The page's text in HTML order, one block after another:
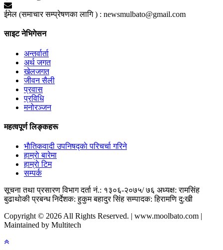
ईमेल (समाचार सम्प्रेषणका लागि ) : newsmulbato@gmail.com
साइट नेभिगेसन
अन्तर्वार्ता
अर्थ जगत
खेलजगत
जीवन सैली
प्रवास
प्रविधि
मनोरञ्जन
महत्वपूर्ण लिङ्कहरू
भाैतिकवादी उपनिषद्काे परिचर्चा गरिने
हाम्राे बारेमा
हाम्राे टिम
सम्पर्क
सूचना तथा प्रसारण विभाग दर्ता नं.: १३०६-२०७५/ ७६ अध्यक्ष: रामसिंह
बुढाथाेकी प्रबन्ध निर्देशक: हुकुम बहादुर सिंह सम्पादक: हिरामणि दु:खी
Copyright © 2026 All Rights Reserved. | www.moolbato.com |
Maintained by Multitech